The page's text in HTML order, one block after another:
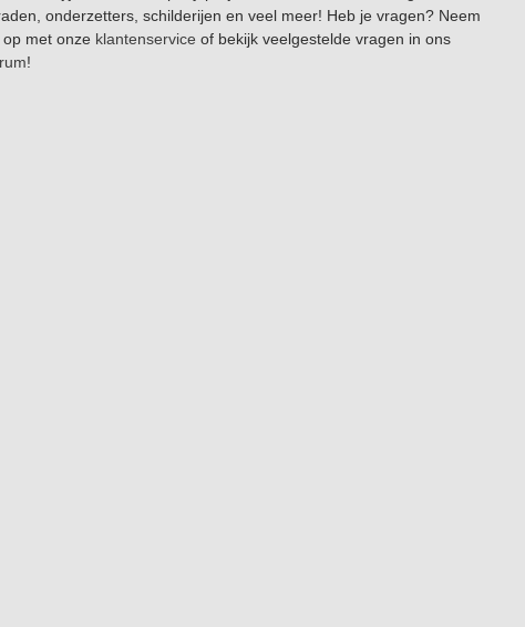
onderzetters, schilderijen en veel meer! Heb je vragen? Neem
met onze klantenservice of bekijk veelgestelde vragen in ons
!